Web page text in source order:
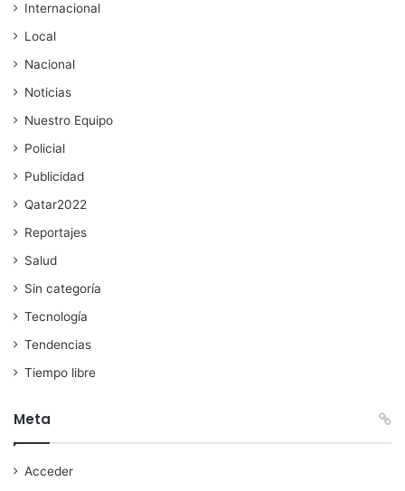
Internacional
Local
Nacional
Noticias
Nuestro Equipo
Policial
Publicidad
Qatar2022
Reportajes
Salud
Sin categoría
Tecnología
Tendencias
Tiempo libre
Meta
Acceder